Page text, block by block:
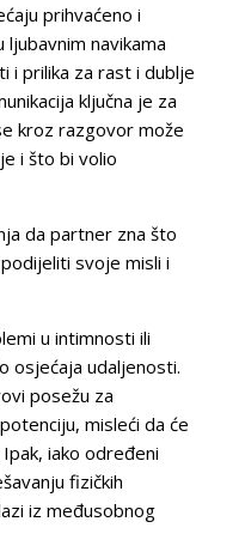
prihvaćeno i
navikama
i prilika za rast i dublje
ključna je za
kroz razgovor može
i što bi volio
da partner zna što
svoje misli i
u intimnosti ili
osjećaja udaljenosti.
posežu za
misleći da će
iako određeni
fizičkih
iz međusobnog